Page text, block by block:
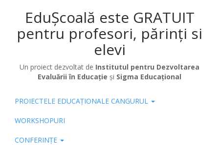
EduȘcoală este GRATUIT
pentru profesori, părinți si
elevi
Un proiect dezvoltat de Institutul pentru Dezvoltarea
Evaluării în Educație și Sigma Educațional
Pub
PROIECTELE EDUCAȚIONALE CANGURUL
WORKSHOPURI
CONFERINȚE